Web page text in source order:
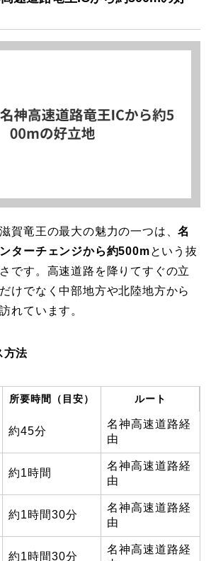
賀竜王の最大の魅力の一つは、名
ターチェンジから約500mという抜
です。高速道路を降りてすぐの立
けでなく中部地方や北陸地方から
れています。
方法
所要時間（目安） ルート
約45分
名神高速道路経
由
約1時間
名神高速道路経
由
約1時間30分
名神高速道路経
由
約1時間30分
名神高速道路経